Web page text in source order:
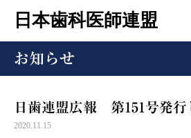
日本歯科医師連盟
お知らせ
日歯連盟広報 第151号発行
2020.11.15